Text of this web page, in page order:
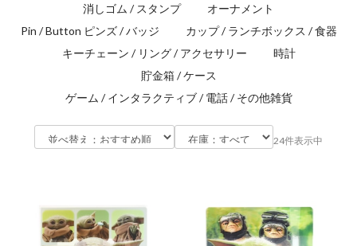
消しゴム / スタンプ
オーナメント
Pin / Button ピンズ / バッジ
カップ / ランチボックス / 食器
キーチェーン / リング / アクセサリー
時計
貯金箱 / ケース
ゲーム / インタラクティブ / 電話 / その他雑貨
24件表示中